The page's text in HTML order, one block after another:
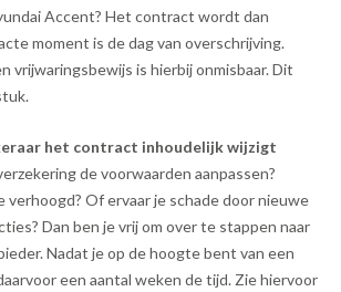
Accent? Het contract wordt dan
moment is de dag van overschrijving.
vrijwaringsbewijs is hierbij onmisbaar. Dit
het contract inhoudelijk wijzigt
de voorwaarden aanpassen?
verhoogd? Of ervaar je schade door nieuwe
Dan ben je vrij om over te stappen naar
Nadat je op de hoogte bent van een
een aantal weken de tijd. Zie hiervoor